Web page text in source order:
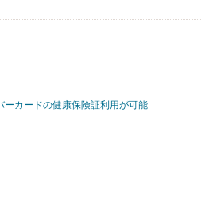
ーカードの健康保険証利用が可能